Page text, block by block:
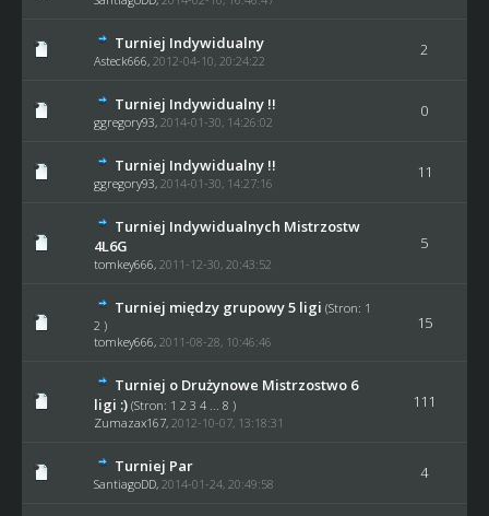
Turniej Indywidualny
Asteck666, 2012-04-10, 20:24:22
2
Turniej Indywidualny !!
ggregory93, 2014-01-30, 14:26:02
0
Turniej Indywidualny !!
ggregory93, 2014-01-30, 14:27:16
11
Turniej Indywidualnych Mistrzostw
4L6G
tomkey666, 2011-12-30, 20:43:52
5
Turniej między grupowy 5 ligi (Stron: 1
2 )
tomkey666, 2011-08-28, 10:46:46
15
Turniej o Drużynowe Mistrzostwo 6
ligi :) (Stron: 1 2 3 4 ... 8 )
Zumazax167, 2012-10-07, 13:18:31
111
Turniej Par
SantiagoDD, 2014-01-24, 20:49:58
4